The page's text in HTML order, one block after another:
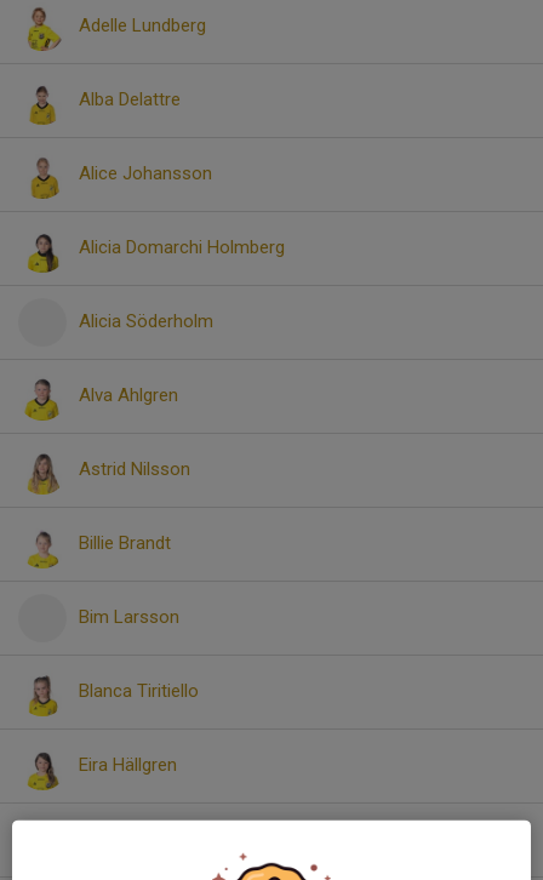
Adelle Lundberg
Alba Delattre
Alice Johansson
Alicia Domarchi Holmberg
Alicia Söderholm
Alva Ahlgren
Astrid Nilsson
Billie Brandt
Bim Larsson
Blanca Tiritiello
Eira Hällgren